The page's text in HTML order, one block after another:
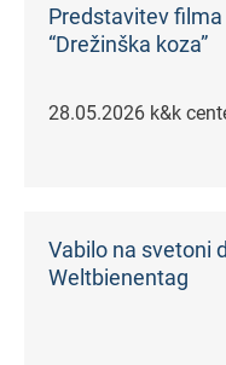
Predstavitev
“Drežinška koza”
28.05.2026 k&k
Vabilo na svetoni
Weltbienentag